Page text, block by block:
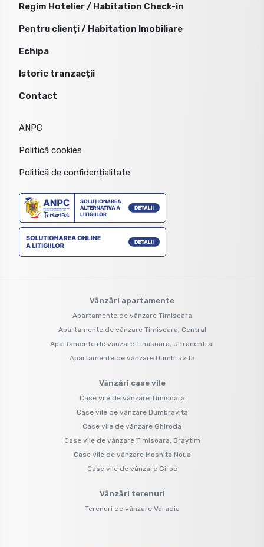
Regim Hotelier / Habitation Check-in
Pentru clienți / Habitation Imobiliare
Echipa
Istoric tranzacții
Contact
ANPC
Politică cookies
Politică de confidențialitate
Vânzări apartamente
Apartamente de vânzare Timisoara
Apartamente de vânzare Timisoara, Central
Apartamente de vânzare Timisoara, Ultracentral
Apartamente de vânzare Dumbravita
Vânzări case vile
Case vile de vânzare Timisoara
Case vile de vânzare Dumbravita
Case vile de vânzare Ghiroda
Case vile de vânzare Timisoara, Braytim
Case vile de vânzare Mosnita Noua
Case vile de vânzare Giroc
Vânzări terenuri
Terenuri de vânzare Varadia